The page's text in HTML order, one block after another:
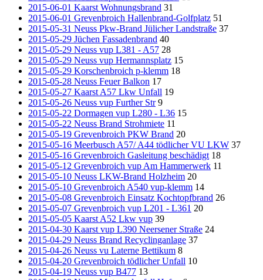
2015-06-01 Kaarst Wohnungsbrand 31
2015-06-01 Grevenbroich Hallenbrand-Golfplatz 51
2015-05-31 Neuss Pkw-Brand Jülicher Landstraße 37
2015-05-29 Jüchen Fassadenbrand 40
2015-05-29 Neuss vup L381 - A57 28
2015-05-29 Neuss vup Hermannsplatz 15
2015-05-29 Korschenbroich p-klemm 18
2015-05-28 Neuss Feuer Balkon 17
2015-05-27 Kaarst A57 Lkw Unfall 19
2015-05-26 Neuss vup Further Str 9
2015-05-22 Dormagen vup L280 - L36 15
2015-05-22 Neuss Brand Strohmiete 11
2015-05-19 Grevenbroich PKW Brand 20
2015-05-16 Meerbusch A57/ A44 tödlicher VU LKW 37
2015-05-16 Grevenbroich Gasleitung beschädigt 18
2015-05-12 Grevenbroich vup Am Hammerwerk 11
2015-05-10 Neuss LKW-Brand Holzheim 20
2015-05-10 Grevenbroich A540 vup-klemm 14
2015-05-08 Grevenbroich Einsatz Kochtopfbrand 26
2015-05-07 Grevenbroich vup L201 - L361 20
2015-05-05 Kaarst A52 Lkw vup 39
2015-04-30 Kaarst vup L390 Neersener Straße 24
2015-04-29 Neuss Brand Recyclinganlage 37
2015-04-26 Neuss vu Laterne Bettikum 8
2015-04-20 Grevenbroich tödlicher Unfall 10
2015-04-19 Neuss vup B477 13